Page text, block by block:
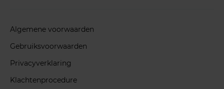
Algemene voorwaarden
Gebruiksvoorwaarden
Privacyverklaring
Klachtenprocedure